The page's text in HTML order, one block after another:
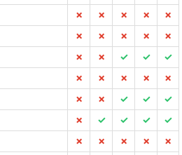
✗ ✗ ✗ ✗
✗
✗ ✗ ✗ ✗
✗
✗ ✗ ✓ ✓
✓
✗ ✗ ✗ ✗
✗
✗ ✗ ✓ ✓
✓
✗ ✓ ✓ ✓
✓
✗ ✗ ✗ ✗
✗